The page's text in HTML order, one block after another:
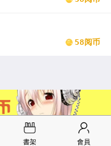
58阅币
書架 會員